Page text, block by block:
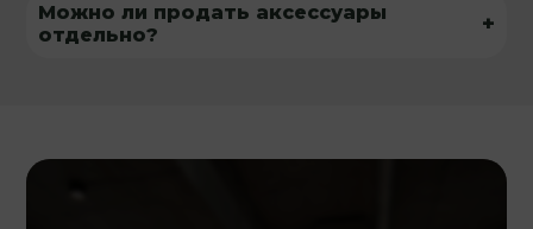
Можно ли продать аксессуары
отдельно?
+